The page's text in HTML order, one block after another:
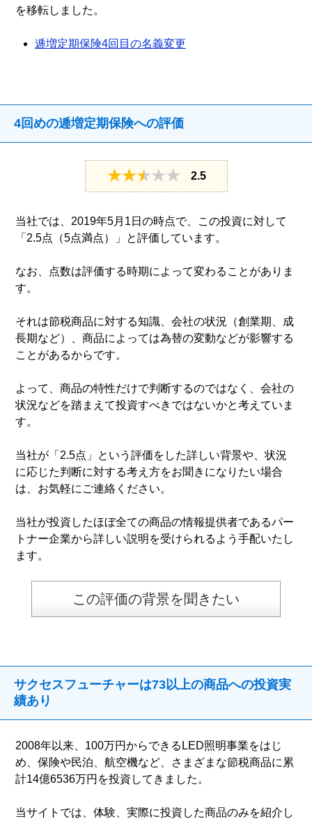
を移転しました。
逓増定期保険4回目の名義変更
4回めの逓増定期保険への評価
2.5
当社では、2019年5月1日の時点で、この投資に対して
「2.5点（5点満点）」と評価しています。
なお、点数は評価する時期によって変わることがありま
す。
それは節税商品に対する知識、会社の状況（創業期、成
長期など）、商品によっては為替の変動などが影響する
ことがあるからです。
よって、商品の特性だけで判断するのではなく、会社の
状況などを踏まえて投資すべきではないかと考えていま
す。
当社が「2.5点」という評価をした詳しい背景や、状況
に応じた判断に対する考え方をお聞きになりたい場合
は、お気軽にご連絡ください。
当社が投資したほぼ全ての商品の情報提供者であるパー
トナー企業から詳しい説明を受けられるよう手配いたし
ます。
この評価の背景を聞きたい
サクセスフューチャーは73以上の商品への投資実
績あり
2008年以来、100万円からできるLED照明事業をはじ
め、保険や民泊、航空機など、さまざまな節税商品に累
計14億6536万円を投資してきました。
当サイトでは、体験、実際に投資した商品のみを紹介し